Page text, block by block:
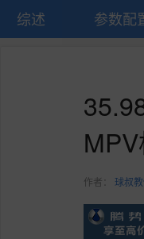
综述 参数配
作者： 球叔